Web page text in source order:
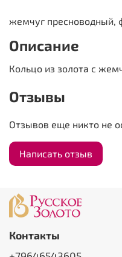
жемчуг пресноводный,
Описание
Кольцо из золота с
Отзывы
Отзывов еще никто не
Написать отзыв
Контакты